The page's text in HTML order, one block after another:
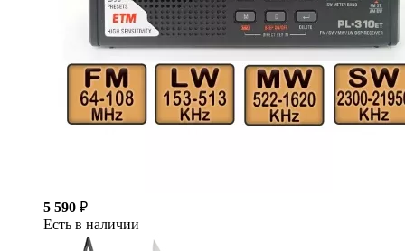
5 590 ₽
Есть в наличии